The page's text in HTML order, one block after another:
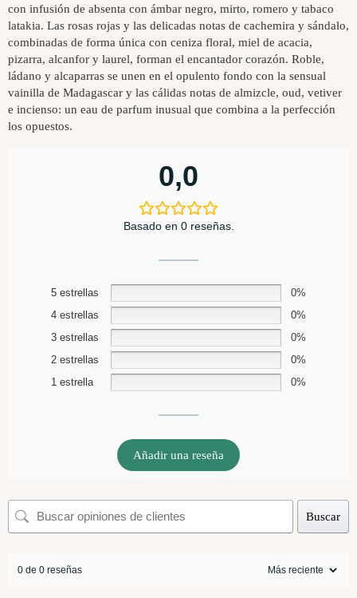
con infusión de absenta con ámbar negro, mirto, romero y tabaco
latakia. Las rosas rojas y las delicadas notas de cachemira y sándalo,
combinadas de forma única con ceniza floral, miel de acacia,
pizarra, alcanfor y laurel, forman el encantador corazón. Roble,
ládano y alcaparras se unen en el opulento fondo con la sensual
vainilla de Madagascar y las cálidas notas de almizcle, oud, vetiver
e incienso: un eau de parfum inusual que combina a la perfección
los opuestos.
0,0
Basado en 0 reseñas.
5 estrellas
0%
4 estrellas
0%
3 estrellas
0%
2 estrellas
0%
1 estrella
0%
Añadir una reseña
Buscar
0 de 0 reseñas